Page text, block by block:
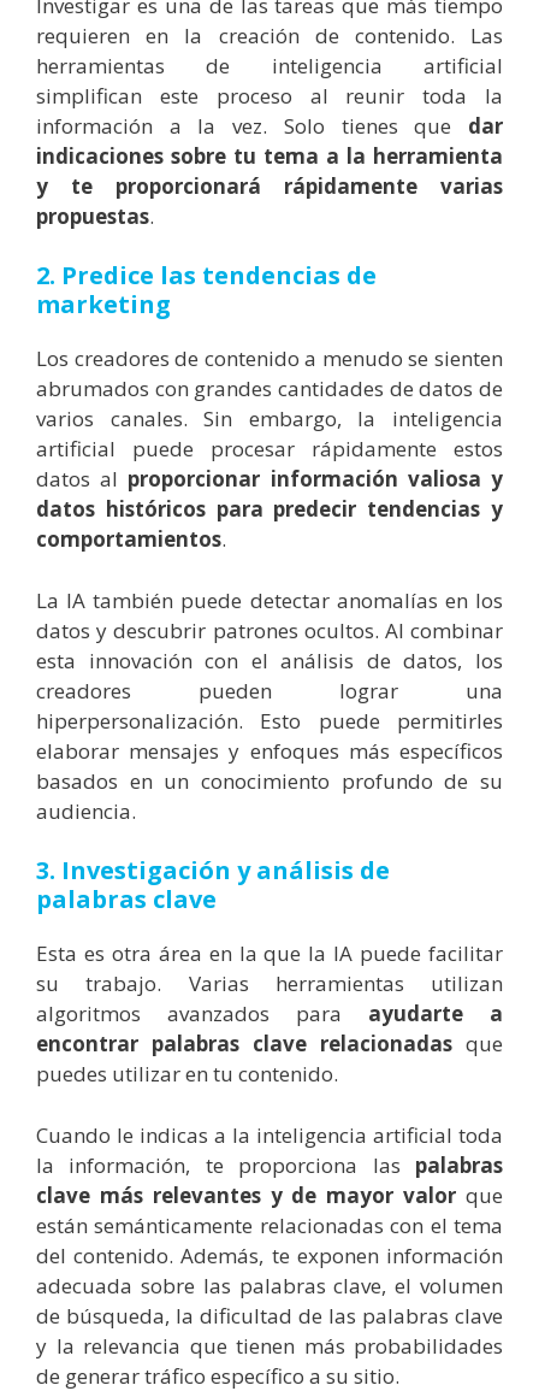
requieren en la creación de contenido. Las
herramientas de inteligencia artificial
simplifican este proceso al reunir toda la
información a la vez. Solo tienes que dar
indicaciones sobre tu tema a la herramienta
y te proporcionará rápidamente varias
propuestas.
2. Predice las tendencias de
marketing
Los creadores de contenido a menudo se sienten
abrumados con grandes cantidades de datos de
varios canales. Sin embargo, la inteligencia
artificial puede procesar rápidamente estos
datos al proporcionar información valiosa y
datos históricos para predecir tendencias y
comportamientos.
La IA también puede detectar anomalías en los
datos y descubrir patrones ocultos. Al combinar
esta innovación con el análisis de datos, los
creadores pueden lograr una
hiperpersonalización. Esto puede permitirles
elaborar mensajes y enfoques más específicos
basados ​​en un conocimiento profundo de su
audiencia.
3. Investigación y análisis de
palabras clave
Esta es otra área en la que la IA puede facilitar
su trabajo. Varias herramientas utilizan
algoritmos avanzados para ayudarte a
encontrar palabras clave relacionadas que
puedes utilizar en tu contenido.
Cuando le indicas a la inteligencia artificial toda
la información, te proporciona las palabras
clave más relevantes y de mayor valor que
están semánticamente relacionadas con el tema
del contenido. Además, te exponen información
adecuada sobre las palabras clave, el volumen
de búsqueda, la dificultad de las palabras clave
y la relevancia que tienen más probabilidades
de generar tráfico específico a su sitio.